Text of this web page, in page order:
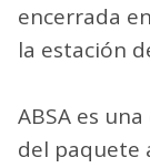
encerrada
la estación
ABSA es
del paquete